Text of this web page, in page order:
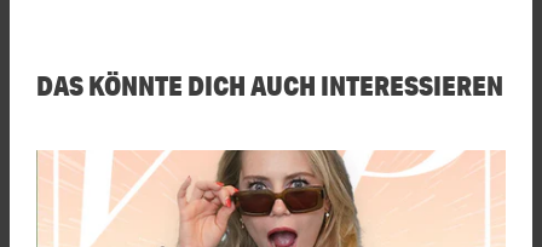
DAS KÖNNTE DICH AUCH INTERESSIEREN